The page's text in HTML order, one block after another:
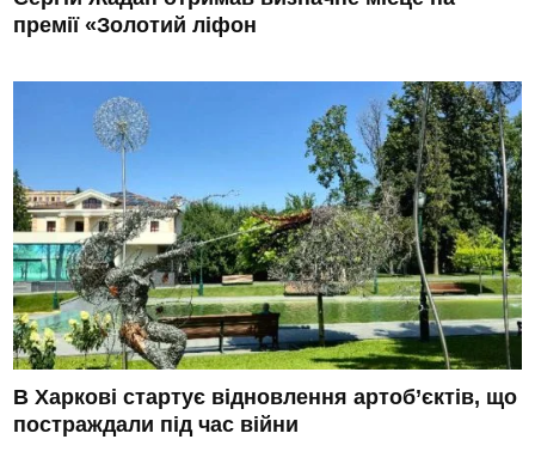
премії «Золотий ліфон
В Харкові стартує відновлення артоб’єктів, що
постраждали під час війни